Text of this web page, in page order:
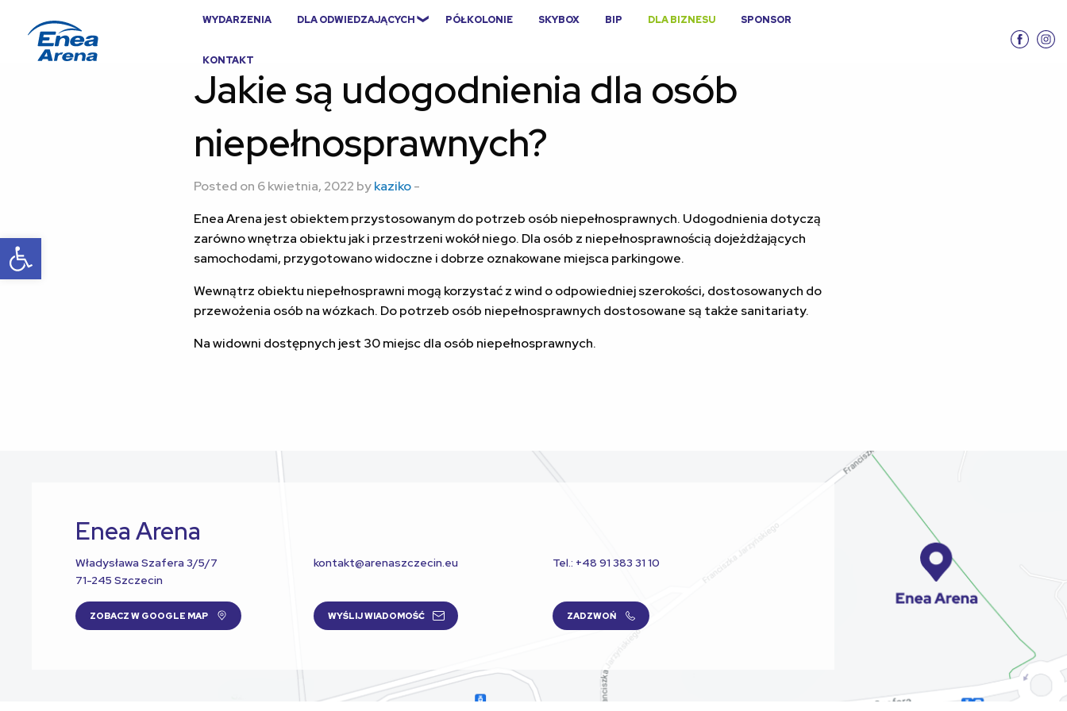
Otwórz pasek narzędzi
WYDARZENIA DLA ODWIEDZAJĄCYCH PÓŁKOLONIE SKYBOX BIP DLA BIZNESU SPONSOR
KONTAKT
Jakie są udogodnienia dla osób
niepełnosprawnych?
Posted on 6 kwietnia, 2022 bykaziko-
Enea Arena jest obiektem przystosowanym do potrzeb osób niepełnosprawnych. Udogodnienia dotyczą
zarówno wnętrza obiektu jak i przestrzeni wokół niego. Dla osób z niepełnosprawnością dojeżdżających
samochodami, przygotowano widoczne i dobrze oznakowane miejsca parkingowe.
Wewnątrz obiektu niepełnosprawni mogą korzystać z wind o odpowiedniej szerokości, dostosowanych do
przewożenia osób na wózkach. Do potrzeb osób niepełnosprawnych dostosowane są także sanitariaty.
Na widowni dostępnych jest 30 miejsc dla osób niepełnosprawnych.
Enea Arena
Władysława Szafera 3/5/7
71-245 Szczecin
ZOBACZ W GOOGLE MAP
kontakt@arenaszczecin.eu
WYŚLIJ WIADOMOŚĆ
Tel.: +48 91 383 31 10
ZADZWOŃ